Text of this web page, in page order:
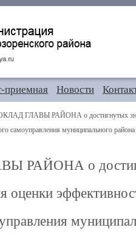
приемная Новости
ГЛАВЫ РАЙОНА о достигнутых
самоуправления муниципального
РАЙОНА о
оценки